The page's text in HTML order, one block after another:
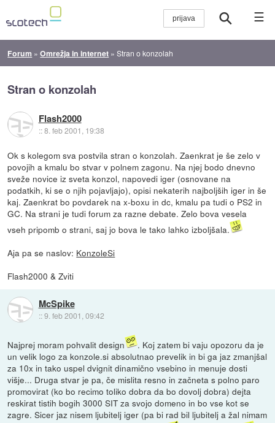
☰
Forum »Omrežja in internet »Stran o konzolah
Stran o konzolah
Flash2000
::8. feb 2001, 19:38
Ok s kolegom sva postvila stran o konzolah. Zaenkrat je še zelo v
povojih a kmalu bo stvar v polnem zagonu. Na njej bodo dnevno
sveže novice iz sveta konzol, napovedi iger (osnovane na
podatkih, ki se o njih pojavljajo), opisi nekaterih najboljših iger in še
kaj. Zaenkrat bo povdarek na x-boxu in dc, kmalu pa tudi o PS2 in
GC. Na strani je tudi forum za razne debate. Zelo bova vesela
vseh pripomb o strani, saj jo bova le tako lahko izboljšala.
Aja pa se naslov: KonzoleSi
Flash2000 & Zviti
McSpike
::9. feb 2001, 09:42
Najprej moram pohvalit design
. Koj zatem bi vaju opozoru da je
un velik logo za konzole.si absolutnao prevelik in bi ga jaz zmanjšal
za 10x in tako uspel dvignit dinamično vsebino in menuje dosti
višje... Druga stvar je pa, če mislita resno in začneta s polno paro
promovirat (ko bo recimo toliko dobra da bo dovolj dobra) dejta
reskirat tistih bogih 3000 SIT za svojo domeno in bo vse kot se
zagre. Sicer jaz nisem ljubitelj iger (pa bi rad bil ljubitelj a žal nimam